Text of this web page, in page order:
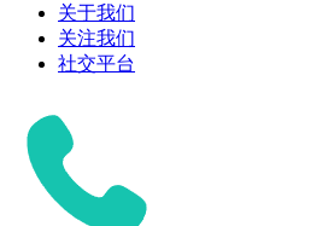
关于我们
关注我们
社交平台